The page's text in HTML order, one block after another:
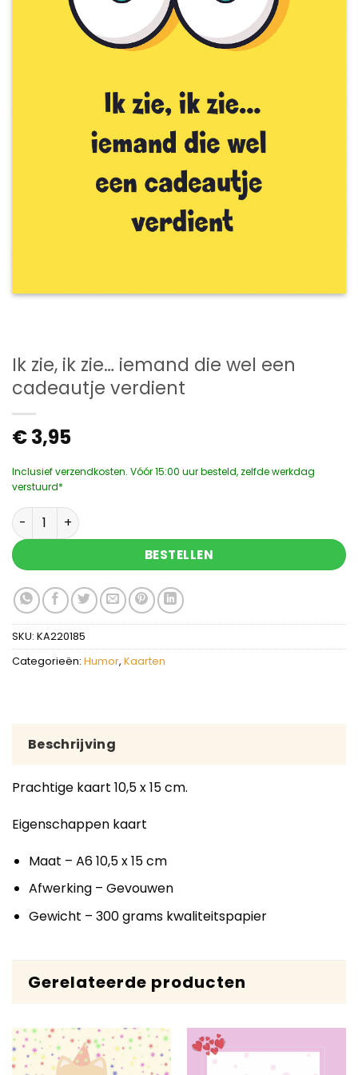
Ik zie, ik zie… iemand die wel een
cadeautje verdient
€3,95
Inclusief verzendkosten. Vóór 15:00 uur besteld, zelfde werkdag
verstuurd*
Ik zie, ik zie... iemand die wel een cadeautje
BESTELLEN
SKU: KA220185
Categorieën: Humor, Kaarten
Beschrijving
Prachtige kaart 10,5 x 15 cm.
Eigenschappen kaart
Maat – A6 10,5 x 15 cm
Afwerking – Gevouwen
Gewicht – 300 grams kwaliteitspapier
Gerelateerde producten